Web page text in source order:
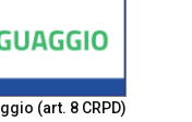
(art. 8 CRPD)